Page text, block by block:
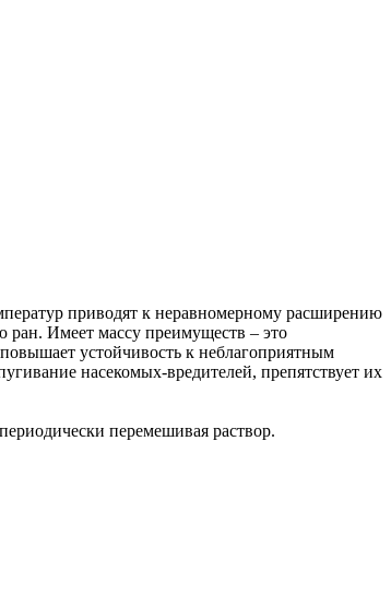
приводят к неравномерному расширению
ран. Имеет массу преимуществ – это
устойчивость к неблагоприятным
насекомых-вредителей, препятствует их
перемешивая раствор.